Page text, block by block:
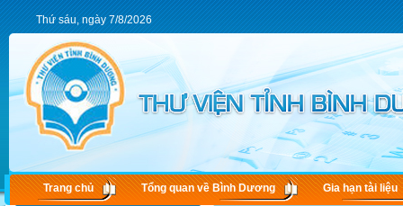
Thứ sáu, ngày 7/8/2026
Trang chủ Tổng quan về Bình Dương Gia hạn tài liệu